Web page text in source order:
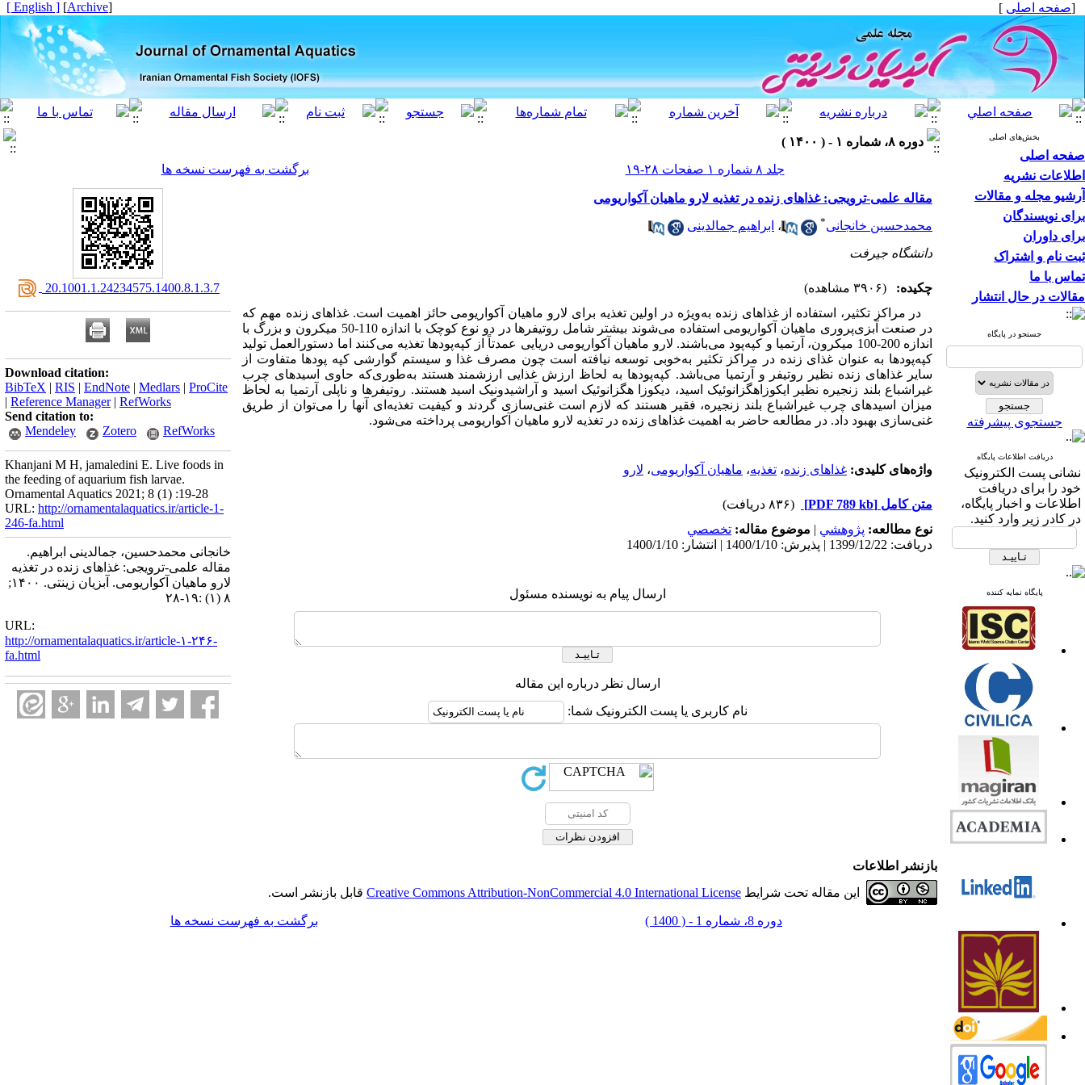
[صفحه اصلی ]
[
Archive
]
[ English ]
بخش‌های اصلی
صفحه اصلی
اطلاعات نشریه
آرشیو مجله و مقالات
برای نویسندگان
برای داوران
ثبت نام و اشتراک
تماس با ما
مقالات در حال انتشار
جستجو در پایگاه
جستجوی پیشرفته
دریافت اطلاعات پایگاه
نشانی پست الکترونیک
خود را برای دریافت
اطلاعات و اخبار پایگاه،
در کادر زیر وارد کنید.
پایگاه نمایه کننده
دوره ۸، شماره ۱ - ( ۱۴۰۰ )
جلد ۸ شماره ۱ صفحات ۲۸-۱۹
برگشت به فهرست نسخه ها
مقاله علمی-ترویجی: غذاهای زنده در تغذیه لارو ماهیان آکواریومی
محمدحسین خانجانی* ، ابراهیم جمالدینی
دانشگاه جیرفت
چکیده:
(۳۹۰۶ مشاهده)
در مراکز تکثیر، استفاده از غذاهای زنده به‌ویژه در اولین تغذیه برای لارو ماهیان آکواریومی حائز اهمیت است. غذاهای زنده مهم که
در صنعت آبزی‌پروری ماهیان آکواریومی استفاده می‌شوند بیشتر شامل روتیفرها در دو نوع کوچک با اندازه 110-50 میکرون و بزرگ با
اندازه 200-100 میکرون، آرتمیا و کپه‌پود می‌باشند. لارو ماهیان آکواریومی دریایی عمدتاً از کپه‌پودها تغذیه می‌کنند اما دستورالعمل تولید
کپه‌پودها به عنوان غذای زنده در مراکز تکثیر به‌خوبی توسعه‌ نیافته است چون مصرف غذا و سیستم گوارشی کپه پودها متفاوت از
سایر غذاهای زنده نظیر روتیفر و آرتمیا می‌باشد. کپه‌پودها به لحاظ ارزش غذایی ارزشمند هستند به‌طوری‌که حاوی اسیدهای چرب
غیراشباع بلند زنجیره نظیر ایکوزاهگزانوئیک اسید، دیکوزا هگزانوئیک اسید و آراشیدونیک اسید هستند. روتیفرها و ناپلی آرتمیا به لحاظ
میزان اسیدهای چرب غیراشباع بلند زنجیره، فقیر هستند که لازم است غنی‌سازی گردند و کیفیت تغذیه‌ای آنها را می‌توان از طریق
غنی‌سازی بهبود داد. در مطالعه حاضر به اهمیت غذاهای زنده در تغذیه لارو ماهیان آکواریومی پرداخته می‌شود.
واژه‌های کلیدی: غذاهای زنده، تغذیه، ماهیان آکواریومی، لارو
متن کامل [PDF 789 kb]
(۸۳۶ دریافت)
نوع مطالعه: پژوهشي | موضوع مقاله: تخصصي
دریافت: 1399/12/22 | پذیرش: 1400/1/10 | انتشار: 1400/1/10
ارسال پیام به نویسنده مسئول
ارسال نظر درباره این مقاله
نام کاربری یا پست الکترونیک شما:
‎ 20.1001.1.24234575.1400.8.1.3.7
Download citation:
BibTeX | RIS | EndNote | Medlars | ProCite
| Reference Manager| RefWorks
Send citation to:
Mendeley
Zotero RefWorks
Khanjani M H, jamaledini E. Live foods in
the feeding of aquarium fish larvae.
Ornamental Aquatics 2021; 8 (1) :19-28
URL: http://ornamentalaquatics.ir/article-1-
246-fa.html
خانجانی محمدحسین، جمالدینی ابراهیم.
مقاله علمی-ترویجی: غذاهای زنده در تغذیه
لارو ماهیان آکواریومی. آبزیان زینتی. ۱۴۰۰;
۸ (۱) :۱۹-۲۸
URL:
http://ornamentalaquatics.ir/article-۱-۲۴۶-
fa.html
بازنشر اطلاعات
این مقاله تحت شرایط Creative Commons Attribution-NonCommercial 4.0 International License قابل بازنشر است.
دوره 8، شماره 1 - ( 1400 ) برگشت به فهرست نسخه ها